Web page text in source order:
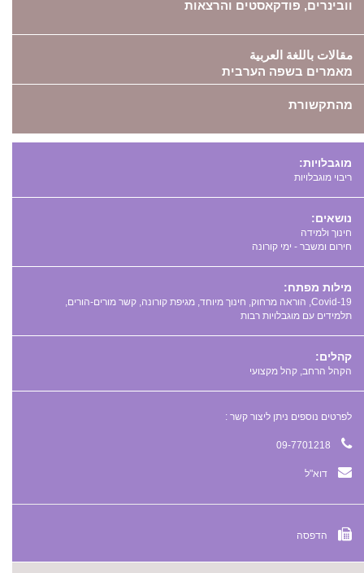
וובינרים, פודקאסטים והרצאות
مقالات باللغة العربية
מאמרים בשפה הערבית
מהתקשורת
מוגבלויות:
ריבוי מוגבלויות
נושאים:
חינוך ולמידה
חירום ומשבר - ימי קורונה
מילות מפתח:
קהלים:
הקהל הרחב, קהל מקצועי
לפרטים נוספים ניתן ליצור קשר :
דוא"ל
הדפסה